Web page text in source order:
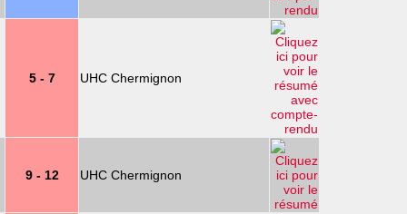
5 - 7 UHC Chermignon
9 - 12 UHC Chermignon